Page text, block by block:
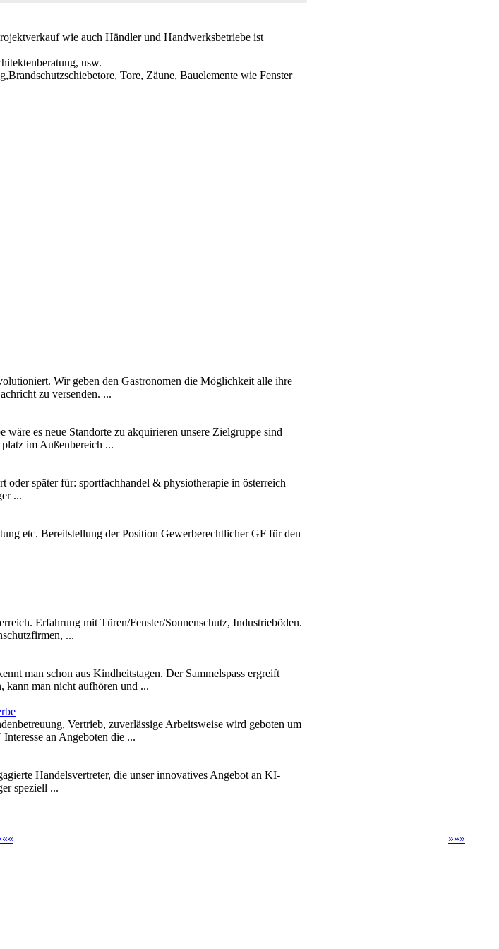
wie auch Händler und Handwerksbetriebe ist
usw.
Tore, Zäune, Bauelemente wie Fenster
Wir geben den Gastronomen die Möglichkeit alle ihre
zu versenden. ...
es neue Standorte zu akquirieren unsere Zielgruppe sind
im Außenbereich ...
oder später für: sportfachhandel & physiotherapie in österreich
...
etc. Bereitstellung der Position Gewerberechtlicher GF für den
Erfahrung mit Türen/Fenster/Sonnenschutz, Industrieböden.
...
man schon aus Kindheitstagen. Der Sammelspass ergreift
kann man nicht aufhören und ...
Vertrieb, zuverlässige Arbeitsweise wird geboten um
an Angeboten die ...
Handelsvertreter, die unser innovatives Angebot an KI-
speziell ...
»»»
««